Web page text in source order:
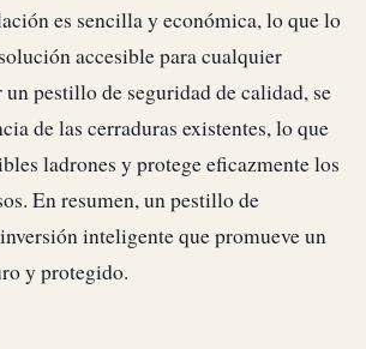
es sencilla y económica, lo que lo
accesible para cualquier
pestillo de seguridad de calidad, se
de las cerraduras existentes, lo que
ladrones y protege eficazmente los
En resumen, un pestillo de
inteligente que promueve un
y protegido.